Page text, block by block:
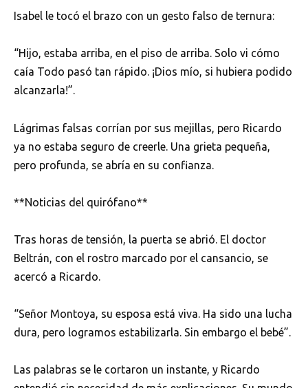
Isabel le tocó el brazo con un gesto falso de ternura:
“Hijo, estaba arriba, en el piso de arriba. Solo vi cómo
caía Todo pasó tan rápido. ¡Dios mío, si hubiera podido
alcanzarla!”.
Lágrimas falsas corrían por sus mejillas, pero Ricardo
ya no estaba seguro de creerle. Una grieta pequeña,
pero profunda, se abría en su confianza.
**Noticias del quirófano**
Tras horas de tensión, la puerta se abrió. El doctor
Beltrán, con el rostro marcado por el cansancio, se
acercó a Ricardo.
“Señor Montoya, su esposa está viva. Ha sido una lucha
dura, pero logramos estabilizarla. Sin embargo el bebé”.
Las palabras se le cortaron un instante, y Ricardo